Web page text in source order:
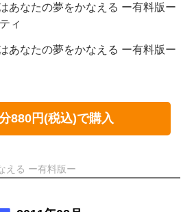
あなたの夢をかなえる ー有料版ー
ィ
あなたの夢をかなえる ー有料版ー
880円(税込)で購入
える ー有料版ー